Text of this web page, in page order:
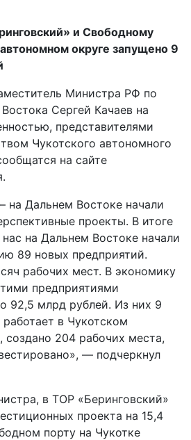
и Свободному
округе запущено 9
Министра РФ по
Сергей Качаев на
представителями
Чукотского автономного
на сайте
на Дальнем Востоке начали
проекты. В итоге
на Дальнем Востоке начали
89 новых предприятий.
рабочих мест. В экономику
предприятиями
92,5 млрд рублей. Из них 9
в Чукотском
создано 204 рабочих места,
— подчеркнул
в ТОР «Беринговский»
проекта на 15,4
порту на Чукотке